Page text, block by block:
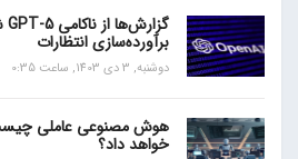
برآورده‌سازی انتظارات
دوشنبه, 3 دی 1403, ساعت 0:35
هوش مصنوعی عاملی چیست
خواهد داد؟